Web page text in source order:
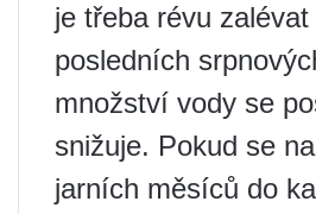
je třeba révu
posledních
množství vody se
snižuje. Pokud se
jarních měsíců do